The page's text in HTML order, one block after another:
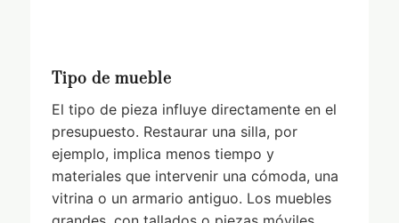
Tipo de mueble
El tipo de pieza influye directamente en el
presupuesto. Restaurar una silla, por
ejemplo, implica menos tiempo y
materiales que intervenir una cómoda, una
vitrina o un armario antiguo. Los muebles